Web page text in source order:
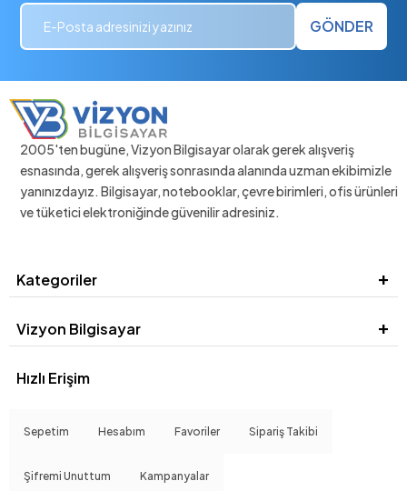
GÖNDER
2005'ten bugüne, Vizyon Bilgisayar olarak gerek alışveriş
esnasında, gerek alışveriş sonrasında alanında uzman ekibimizle
yanınızdayız. Bilgisayar, notebooklar, çevre birimleri, ofis ürünleri
ve tüketici elektroniğinde güvenilir adresiniz.
Kategoriler
Vizyon Bilgisayar
Hızlı Erişim
Sepetim Hesabım Favoriler Sipariş Takibi
Şifremi Unuttum Kampanyalar